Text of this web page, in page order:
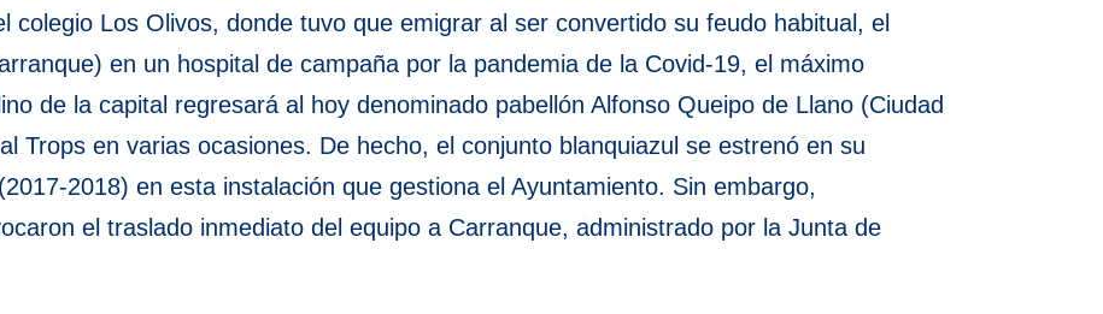
colegio Los Olivos, donde tuvo que emigrar al ser convertido su feudo habitual, el
en un hospital de campaña por la pandemia de la Covid-19, el máximo
de la capital regresará al hoy denominado pabellón Alfonso Queipo de Llano (Ciudad
Trops en varias ocasiones. De hecho, el conjunto blanquiazul se estrenó en su
2018) en esta instalación que gestiona el Ayuntamiento. Sin embargo,
el traslado inmediato del equipo a Carranque, administrado por la Junta de